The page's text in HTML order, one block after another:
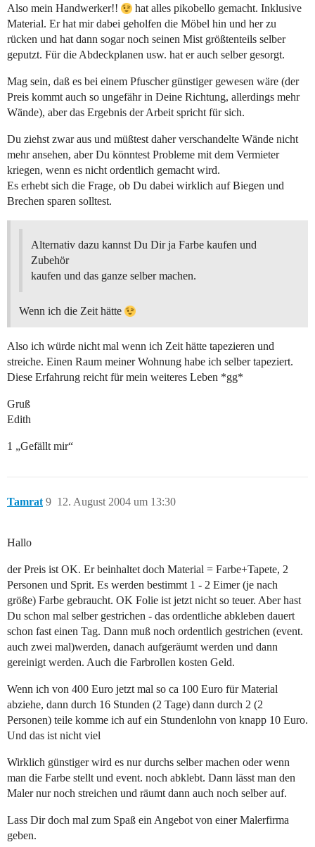
Also mein Handwerker!!
hat alles pikobello gemacht. Inklusive
Material. Er hat mir dabei geholfen die Möbel hin und her zu
rücken und hat dann sogar noch seinen Mist größtenteils selber
geputzt. Für die Abdeckplanen usw. hat er auch selber gesorgt.
Mag sein, daß es bei einem Pfuscher günstiger gewesen wäre (der
Preis kommt auch so ungefähr in Deine Richtung, allerdings mehr
Wände), aber das Ergebnis der Arbeit spricht für sich.
Du ziehst zwar aus und müßtest daher verschandelte Wände nicht
mehr ansehen, aber Du könntest Probleme mit dem Vermieter
kriegen, wenn es nicht ordentlich gemacht wird.
Es erhebt sich die Frage, ob Du dabei wirklich auf Biegen und
Brechen sparen solltest.
Alternativ dazu kannst Du Dir ja Farbe kaufen und
Zubehör
kaufen und das ganze selber machen.
Wenn ich die Zeit hätte
Also ich würde nicht mal wenn ich Zeit hätte tapezieren und
streiche. Einen Raum meiner Wohnung habe ich selber tapeziert.
Diese Erfahrung reicht für mein weiteres Leben *gg*
Gruß
Edith
1 „Gefällt mir“
Tamrat 12. August 2004 um 13:30
9
Hallo
der Preis ist OK. Er beinhaltet doch Material = Farbe+Tapete, 2
Personen und Sprit. Es werden bestimmt 1 - 2 Eimer (je nach
größe) Farbe gebraucht. OK Folie ist jetzt nicht so teuer. Aber hast
Du schon mal selber gestrichen - das ordentliche abkleben dauert
schon fast einen Tag. Dann muß noch ordentlich gestrichen (event.
auch zwei mal)werden, danach aufgeräumt werden und dann
gereinigt werden. Auch die Farbrollen kosten Geld.
Wenn ich von 400 Euro jetzt mal so ca 100 Euro für Material
abziehe, dann durch 16 Stunden (2 Tage) dann durch 2 (2
Personen) teile komme ich auf ein Stundenlohn von knapp 10 Euro.
Und das ist nicht viel
Wirklich günstiger wird es nur durchs selber machen oder wenn
man die Farbe stellt und event. noch abklebt. Dann lässt man den
Maler nur noch streichen und räumt dann auch noch selber auf.
Lass Dir doch mal zum Spaß ein Angebot von einer Malerfirma
geben.